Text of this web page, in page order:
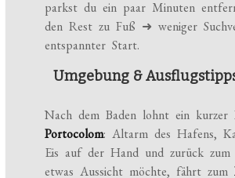
parkst du ein paar Minuten
den Rest zu Fuß ➜ weniger
entspannter Start.
Umgebung &
Nach dem Baden lohnt ein kurzer
Portocolom: Altarm des Hafens,
Eis auf der Hand und zurück zum
etwas Aussicht möchte, fährt zum